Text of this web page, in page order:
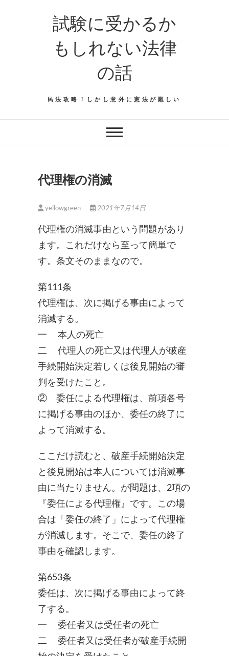
試験に受かるか
もしれない法律
の話
民法攻略！しかし意外に憲法が難しい
代理権の消滅
yellowgreen 2021年7月14日
代理権の消滅事由という問題があり
ます。これだけなら至って簡単で
す。条文そのままなので。
第111条
代理権は、次に掲げる事由によって
消滅する。
一 本人の死亡
二 代理人の死亡又は代理人が破産
手続開始決定若しくは後見開始の審
判を受けたこと。
② 委任による代理権は、前項各号
に掲げる事由のほか、委任の終了に
よって消滅する。
ここだけ読むと、破産手続開始決定
と後見開始は本人については消滅事
由に当たりません。が問題は、2項の
『委任による代理権』です。この場
合は「委任の終了」によって代理権
が消滅します。そこで、委任の終了
事由を確認します。
第653条
委任は、次に掲げる事由によって終
了する。
一 委任者又は受任者の死亡
二 委任者又は受任者が破産手続開